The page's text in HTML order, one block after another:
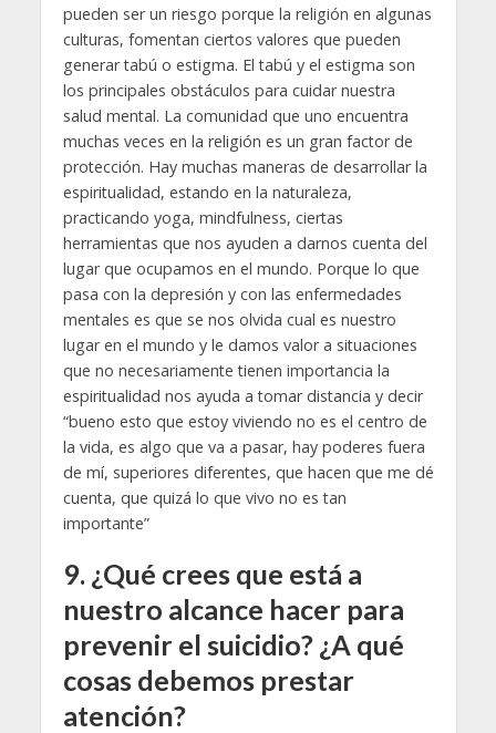
pueden ser un riesgo porque la religión en algunas
culturas, fomentan ciertos valores que pueden
generar tabú o estigma. El tabú y el estigma son
los principales obstáculos para cuidar nuestra
salud mental. La comunidad que uno encuentra
muchas veces en la religión es un gran factor de
protección. Hay muchas maneras de desarrollar la
espiritualidad, estando en la naturaleza,
practicando yoga, mindfulness, ciertas
herramientas que nos ayuden a darnos cuenta del
lugar que ocupamos en el mundo. Porque lo que
pasa con la depresión y con las enfermedades
mentales es que se nos olvida cual es nuestro
lugar en el mundo y le damos valor a situaciones
que no necesariamente tienen importancia la
espiritualidad nos ayuda a tomar distancia y decir
“bueno esto que estoy viviendo no es el centro de
la vida, es algo que va a pasar, hay poderes fuera
de mí, superiores diferentes, que hacen que me dé
cuenta, que quizá lo que vivo no es tan
importante”
9. ¿Qué crees que está a
nuestro alcance hacer para
prevenir el suicidio? ¿A qué
cosas debemos prestar
atención?